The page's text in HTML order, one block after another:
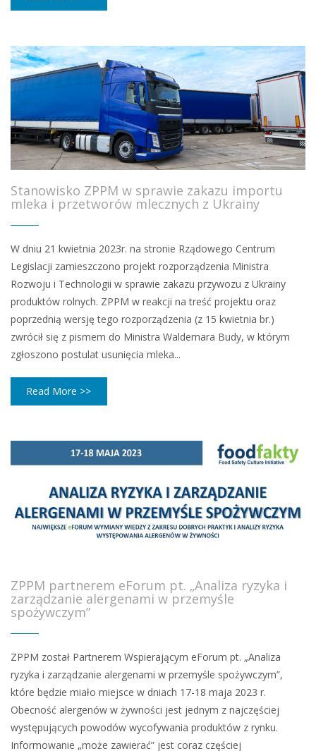
Stanowisko ZPPM w sprawie zakazu importu
mleka i przetworów mlecznych z Ukrainy
W dniu 21 kwietnia 2023r. na stronie Rządowego Centrum
Legislacji zamieszczono projekt rozporządzenia Ministra
Rozwoju i Technologii w sprawie zakazu przywozu z Ukrainy
produktów rolnych. ZPPM w reakcji na treść projektu oraz
poprzednią wersję tego rozporządzenia (z 15 kwietnia br.)
zwrócił się z pismem do Ministra Waldemara Budy, w którym
zgłoszono postulat usunięcia mleka...
Read More >>
ZPPM partnerem eForum pt. „Analiza ryzyka i
zarządzanie alergenami w przemyśle
spożywczym”
ZPPM został Partnerem Wspierającym eForum pt. „Analiza
ryzyka i zarządzanie alergenami w przemyśle spożywczym”,
które będzie miało miejsce w dniach 17-18 maja 2023 r.
Obecność alergenów w żywności jest jednym z najczęściej
występujących powodów wycofywania produktów z rynku.
Informowanie „może zawierać” jest coraz częściej